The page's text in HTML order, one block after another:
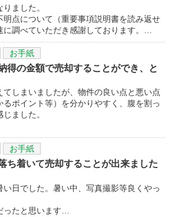
ました。
点について（重要事項説明書を読み返せ
調べていただき感謝しております。…
お手紙
得の金額で売却することができ、と
しまいましたが、物件の良い点と悪い点
るポイント等）を分かりやすく、腹を割っ
ました。
お手紙
ち着いて売却することが出来ました
日でした。暑い中、写真撮影等良くやっ
ったと思います…